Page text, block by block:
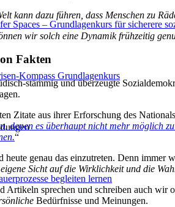
Spaces – Grundlagenkurs für sicherere
Kompass Grundlagenkurs
begleiten lernen
kann dazu führen, dass Menschen zu
wir solch eine Dynamik frühzeitig
Fakten
stämmig und überzeugte
Zitate aus ihrer Erforschung des
denen es überhaupt nicht mehr möglich
“
heute genau das einzutreten. Denn immer
Sicht auf die Wirklichkeit und die
Artikeln sprechen und schreiben auch
Bedürfnisse und Meinungen.